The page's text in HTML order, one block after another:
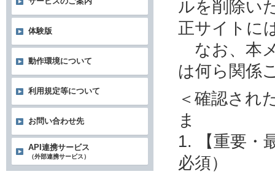
ルを削除い
正サイトに
なお、本
は何ら関係
＜確認され
ま
1. 【重要・
必須）
体験版
動作環境について
利用規定等について
お問い合わせ先
API連携サービス
（外部連携サービス）